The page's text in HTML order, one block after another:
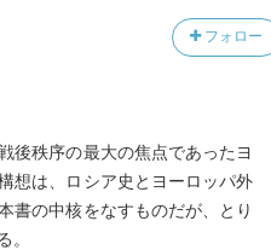
フォロー
後秩序の最大の焦点であったヨ
想は、ロシア史とヨーロッパ外
書の中核をなすものだが、とり
。